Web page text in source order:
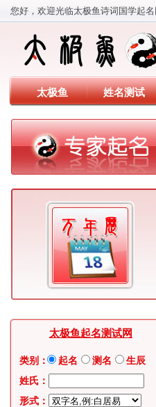
您好，欢迎光临太极鱼诗词国学起名
太极鱼 姓名测试
太极鱼起名测试网
类别： 起名 测名
生辰
姓氏：
形式：